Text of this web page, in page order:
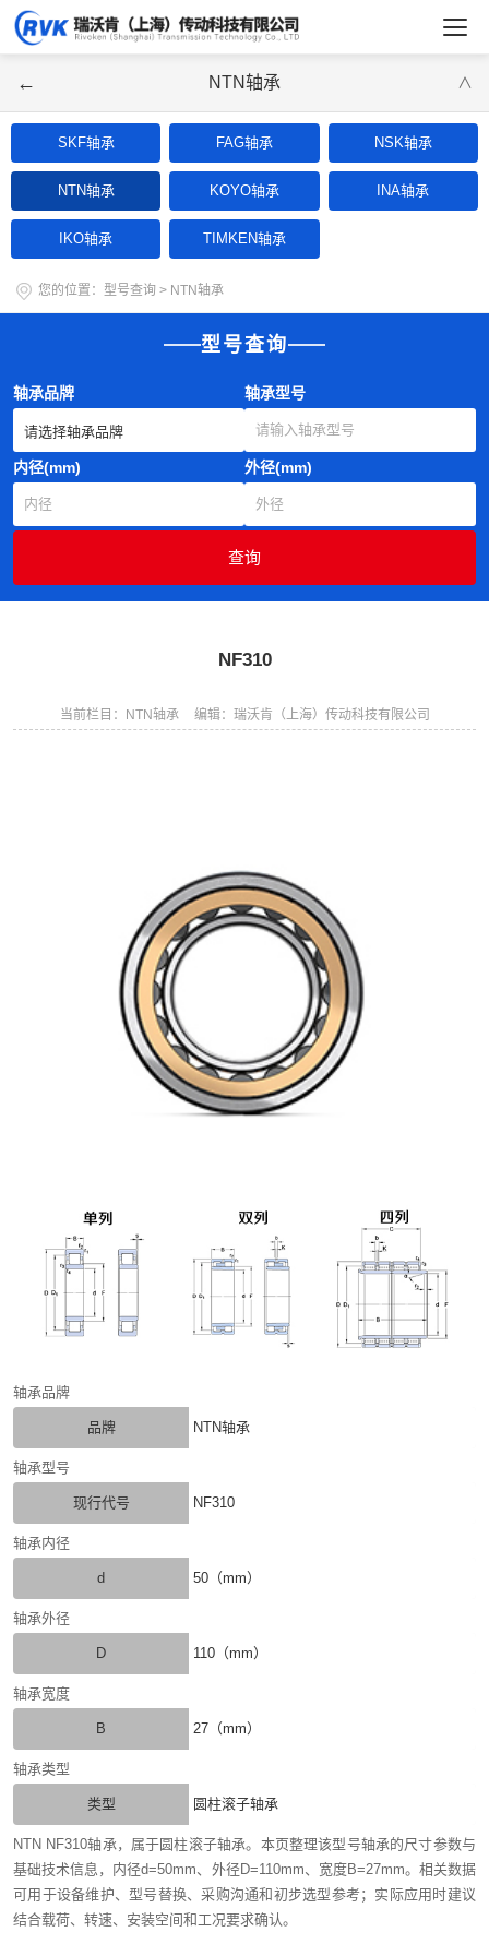
← NTN轴承 ∨
SKF轴承 FAG轴承 NSK轴承
NTN轴承 KOYO轴承 INA轴承
IKO轴承 TIMKEN轴承
您的位置： 型号查询 > NTN轴承
型号查询
轴承品牌 轴承型号
内径(mm) 外径(mm)
NF310
当前栏目：NTN轴承 编辑：瑞沃肯（上海）传动科技有限公司
轴承品牌
品牌 NTN轴承
轴承型号
现行代号 NF310
轴承内径
d 50（mm）
轴承外径
D 110（mm）
轴承宽度
B 27（mm）
轴承类型
类型 圆柱滚子轴承
NTN NF310轴承，属于圆柱滚子轴承。本页整理该型号轴承的尺寸参数与
基础技术信息，内径d=50mm、外径D=110mm、宽度B=27mm。相关数据
可用于设备维护、型号替换、采购沟通和初步选型参考；实际应用时建议
结合载荷、转速、安装空间和工况要求确认。